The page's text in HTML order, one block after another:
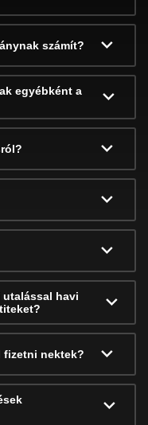
számít?
egyébként a
utalással havi
fizetni nektek?